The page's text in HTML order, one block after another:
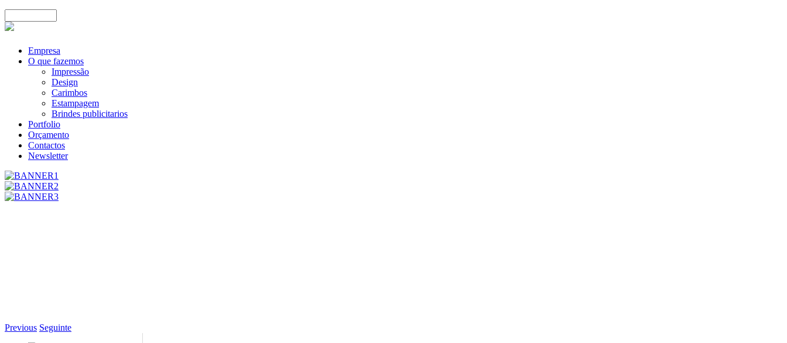
Empresa
O que fazemos
Impressão
Design
Carimbos
Estampagem
Brindes publicitarios
Portfolio
Orçamento
Contactos
Newsletter
Previous Seguinte